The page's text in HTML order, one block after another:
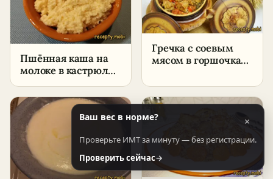
Пшённая каша на
молоке в кастрюле –
без горечи
Гречка с соевым
мясом в горшочках
блюдо
Ваш вес в норме? ×
Проверьте ИМТ за минуту — без регистрации.
Проверить сейчас→